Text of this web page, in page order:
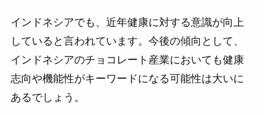
インドネシアでも、近年健康に対する意識が向上
していると言われています。今後の傾向として、
インドネシアのチョコレート産業においても健康
志向や機能性がキーワードになる可能性は大いに
あるでしょう。